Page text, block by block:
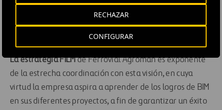
CONFIGURAR
RECHAZAR
ejemplos y una visión inspiradora sobre el futuro del
La estrategia FILMde Ferrovial Agroman es exponente
de la estrecha coordinación con esta visión, en cuya
virtud la empresa aspira a aprender de los logros de BIM
en sus diferentes proyectos, a fin de garantizar un éxito